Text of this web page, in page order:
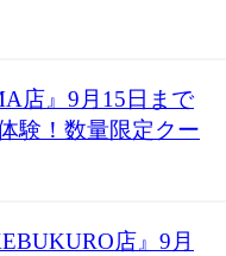
店』9月15日まで
験！数量限定クー
店』9月